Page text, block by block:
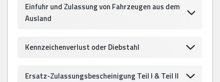
Einfuhr und Zulassung von Fahrzeugen aus dem
Ausland
Kennzeichenverlust oder Diebstahl
Ersatz-Zulassungsbescheinigung Teil I & Teil II